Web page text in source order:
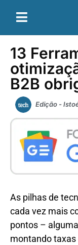
13
B2B
Edição -
As pilhas de
cada vez mais
pontos –
montando taxas